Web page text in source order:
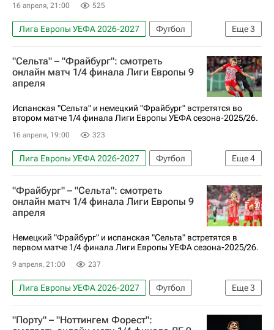
16 апреля, 21:00 525
Еще3
Лига Европы УЕФА 2026-2027
Футбол
Астон Вилла
Болонья
Анонсы и трансляции матчей
"Сельта" – "Фрайбург": смотреть
онлайн матч 1/4 финала Лиги Европы 9
апреля
Испанская "Сельта" и немецкий "Фрайбург" встретятся во
втором матче 1/4 финала Лиги Европы УЕФА сезона-2025/26.
16 апреля, 19:00 323
Еще4
Лига Европы УЕФА 2026-2027
Футбол
Сельта
Фрайбург
Спорт
Анонсы и трансляции матчей
"Фрайбург" – "Сельта": смотреть
онлайн матч 1/4 финала Лиги Европы 9
апреля
Немецкий "Фрайбург" и испанская "Сельта" встретятся в
первом матче 1/4 финала Лиги Европы УЕФА сезона-2025/26.
9 апреля, 21:00 237
Еще3
Лига Европы УЕФА 2026-2027
Футбол
Фрайбург
Сельта
Анонсы и трансляции матчей
"Порту" – "Ноттингем Форест":